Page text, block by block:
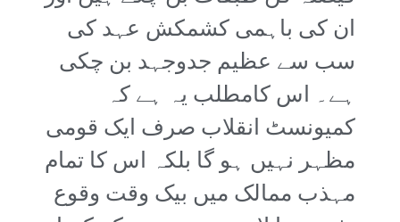
ان کی باہمی کشمکش عہد کی
سب سے عظیم جدوجہد بن چکی
ہے۔ اس کامطلب یہ ہے کہ
کمیونسٹ انقلاب صرف ایک قومی
مظہر نہیں ہو گا بلکہ اس کا تمام
مہذب ممالک میں بیک وقت وقوع